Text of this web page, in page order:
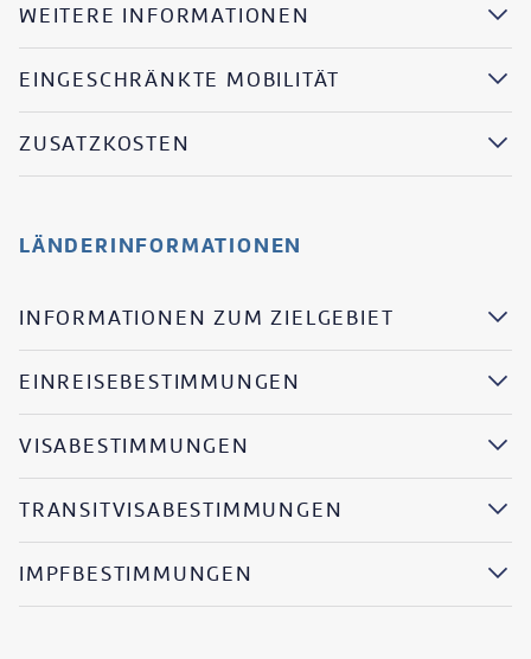
WEITERE INFORMATIONEN
EINGESCHRÄNKTE MOBILITÄT
ZUSATZKOSTEN
LÄNDERINFORMATIONEN
INFORMATIONEN ZUM ZIELGEBIET
EINREISEBESTIMMUNGEN
VISABESTIMMUNGEN
TRANSITVISABESTIMMUNGEN
IMPFBESTIMMUNGEN